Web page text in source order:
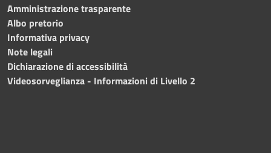
Amministrazione trasparente
Albo pretorio
Informativa privacy
Note legali
Dichiarazione di accessibilità
Videosorveglianza - Informazioni di Livello 2